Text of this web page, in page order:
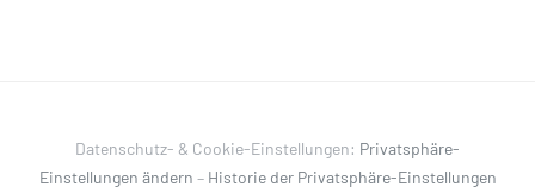
Datenschutz- & Cookie-Einstellungen: Privatsphäre-
Einstellungen ändern – Historie der Privatsphäre-Einstellungen